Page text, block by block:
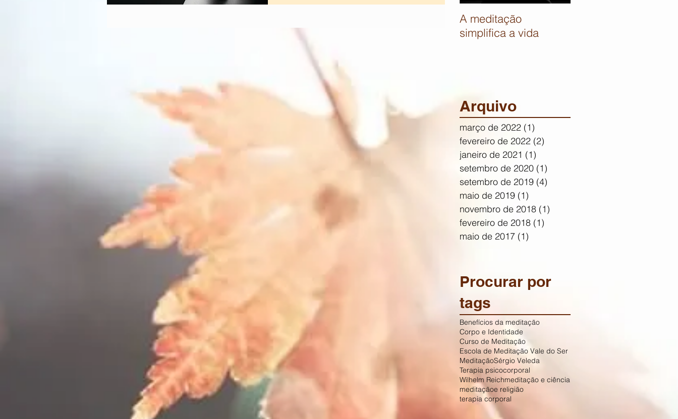
A meditação
simplifica a vida
Arquivo
março de 2022 (1)
fevereiro de 2022 (2)
janeiro de 2021 (1)
setembro de 2020 (1)
setembro de 2019 (4)
maio de 2019 (1)
novembro de 2018 (1)
fevereiro de 2018 (1)
maio de 2017 (1)
Procurar por
tags
Benefícios da meditação
Corpo e Identidade
Curso de Meditação
Escola de Meditação Vale do Ser
MeditaçãoSérgio Veleda
Terapia psicocorporal
Wilhelm Reichmeditação e ciência
meditaçãoe religião
terapia corporal